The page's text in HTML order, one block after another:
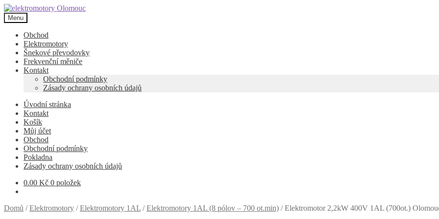
Přeskočit
na
navigaci
Přejít
k
obsahu
webu
Menu
Obchod
Elektromotory
Šnekové převodovky
Frekvenční měniče
Kontakt
Obchodní podmínky
Zásady ochrany osobních údajů
Úvodní stránka
Kontakt
Košík
Můj účet
Obchod
Obchodní podmínky
Pokladna
Zásady ochrany osobních údajů
0.00 Kč 0 položek
Domů /Elektromotory /Elektromotory 1AL /Elektromotory 1AL (8 pólov – 700 ot.min) /Elektromotor 2,2kW 400V 1AL (700ot.)